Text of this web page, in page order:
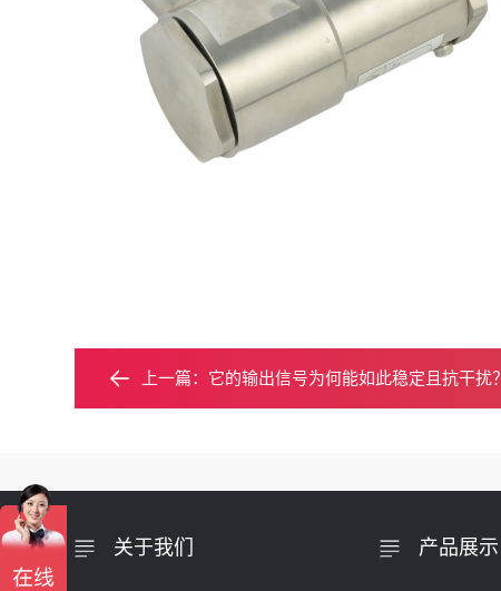
上一篇： 它的输出信号为何能如此稳定且抗干扰？
关于我们 产品展示